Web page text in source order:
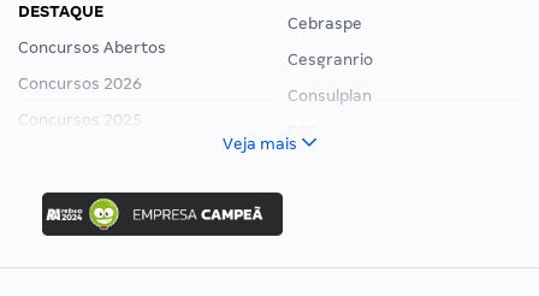
DESTAQUE
Concursos Abertos
Concursos 2026
Concursos 2025
Concurso Nacional Unificado
Concurso Ibama
Concurso MPU
Editais publicados
Cebraspe
Cesgranrio
Consulplan
Veja mais